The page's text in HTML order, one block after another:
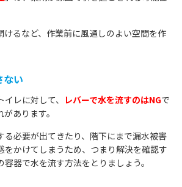
けるなど、作業前に風通しのよい空間を作
ない
レに対して、 レバーで水を流すのはNGで
あります。
る必要が出てきたり、階下にまで漏水被害
をかけてしまうため、つまり解決を確認す
器で水を流す方法をとりましょう。